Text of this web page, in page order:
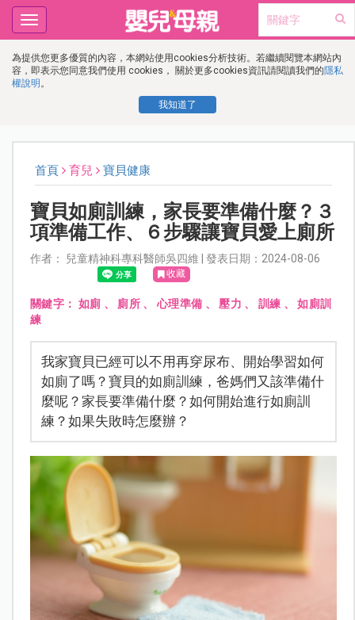
為提供您更多優質的內容，本網站使用cookies分析技術。若繼續閱覽本網站內
容，即表示您同意我們使用 cookies， 關於更多cookies資訊請閱讀我們的隱私
權說明 。
我知道了
Toggle
navigation
首頁 育兒 寶貝健康
寶貝如廁訓練，家長要準備什麼？３
項準備工作、６步驟讓寶貝愛上廁所
作者： 兒童精神科專科醫師吳四維 | 發表日期：2024-08-06
收藏
關鍵字： 如廁 、 廁所、 心理準備 、 壓力 、 訓練 、如廁訓
練
我家寶貝已經可以不用再穿尿布、開始學習如何
如廁了嗎？寶貝的如廁訓練，爸媽們又該準備什
麼呢？家長要準備什麼？如何開始進行如廁訓
練？如果失敗時怎麼辦？